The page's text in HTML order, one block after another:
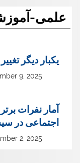
علمی-
یک‏بار دیگر
9, 2025
آمار نفرات
اجتماعی در
2, 2025